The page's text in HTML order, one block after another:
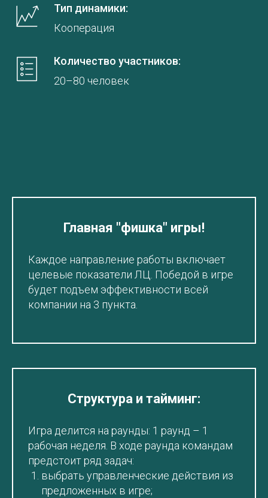
Тип динамики:
Кооперация
Количество участников:
20–80 человек
Главная "фишка" игры!
Каждое направление работы включает
целевые показатели ЛЦ. Победой в игре
будет подъем эффективности всей
компании на 3 пункта.
Структура и тайминг:
Игра делится на раунды: 1 раунд – 1
рабочая неделя. В ходе раунда командам
предстоит ряд задач:
выбрать управленческие действия из
предложенных в игре;